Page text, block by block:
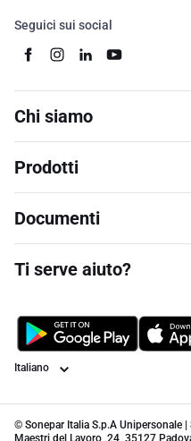
Seguici sui social
Chi siamo
Prodotti
Documenti
Ti serve aiuto?
Lingua
© Sonepar Italia S.p.A Unipersonale
Maestri del Lavoro, 24, 35127